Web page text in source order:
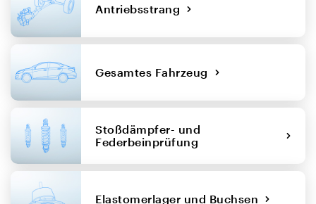
Antriebsstrang
Gesamtes Fahrzeug
Stoßdämpfer- und
Federbeinprüfung
Elastomerlager und Buchsen